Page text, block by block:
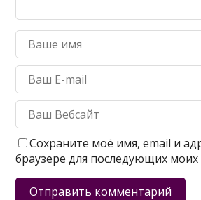
Сохраните моё имя, email и
браузере для последующих